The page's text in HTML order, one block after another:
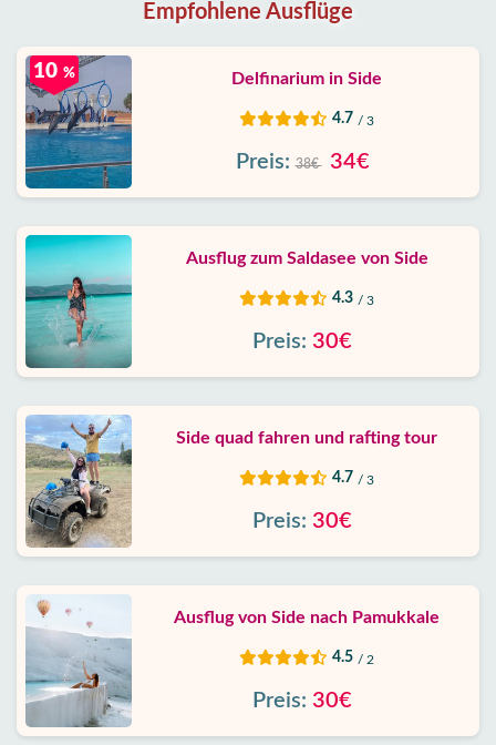
Empfohlene Ausflüge
10 % Delfinarium in Side
4.7 / 3
Preis: 38€ 34€
Ausflug zum Saldasee von Side
4.3 / 3
Preis: 30€
Side quad fahren und rafting tour
4.7 / 3
Preis: 30€
Ausflug von Side nach Pamukkale
4.5 / 2
Preis: 30€